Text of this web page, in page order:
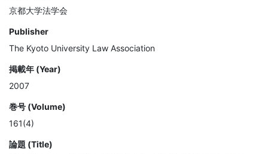
京都大学法学会
Publisher
The Kyoto University Law Association
掲載年 (Year)
2007
巻号 (Volume)
161(4)
論題 (Title)